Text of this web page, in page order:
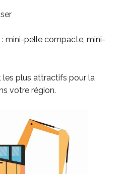
mini-pelle compacte, mini-
les plus attractifs pour la
votre région.